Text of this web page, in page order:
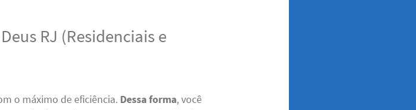
RJ (Residenciais e
o máximo de eficiência. Dessa forma, você